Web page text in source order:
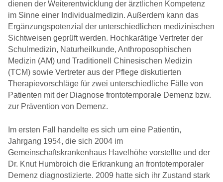
dienen der Weiterentwicklung der ärztlichen Kompetenz
im Sinne einer Individualmedizin. Außerdem kann das
Ergänzungspotenzial der unterschiedlichen medizinischen
Sichtweisen geprüft werden. Hochkarätige Vertreter der
Schulmedizin, Naturheilkunde, Anthroposophischen
Medizin (AM) und Traditionell Chinesischen Medizin
(TCM) sowie Vertreter aus der Pflege diskutierten
Therapievorschläge für zwei unterschiedliche Fälle von
Patienten mit der Diagnose frontotemporale Demenz bzw.
zur Prävention von Demenz.
Im ersten Fall handelte es sich um eine Patientin,
Jahrgang 1954, die sich 2004 im
Gemeinschaftskrankenhaus Havelhöhe vorstellte und der
Dr. Knut Humbroich die Erkrankung an frontotemporaler
Demenz diagnostizierte. 2009 hatte sich ihr Zustand stark